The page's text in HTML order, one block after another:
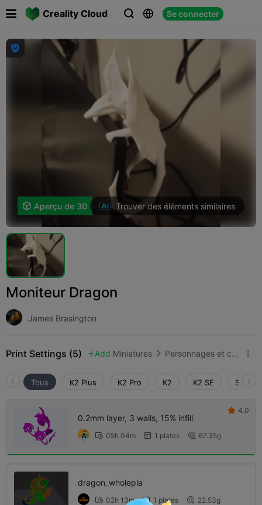
Creality Cloud   Se connecter
 

 Aperçu de 3D Trouver des éléments similaires
Moniteur Dragon
James Brasington
Print Settings (5)  Add Miniatures  Personnages et créatures 
Tous K2 Plus K2 Pro K2 K2 SE
0.2mm layer, 3 walls, 15% infill
 05h 04m  1 plates  67.35g
 4.0
dragon_wholepla
 02h 13m  1 plates  22.53g